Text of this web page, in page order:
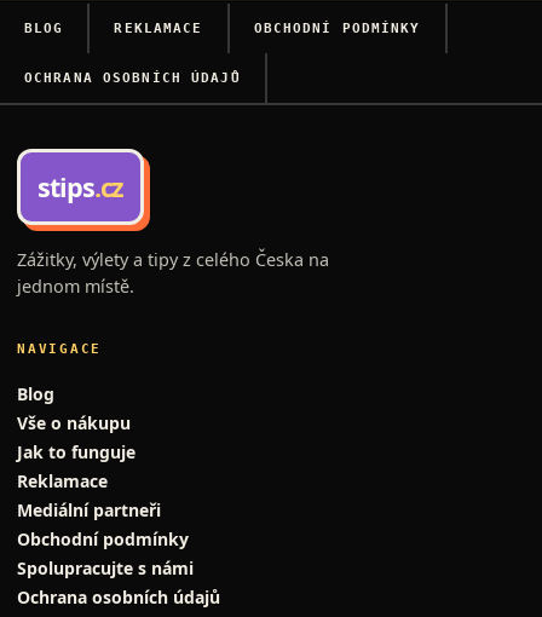
BLOG REKLAMACE OBCHODNÍ PODMÍNKY
OCHRANA OSOBNÍCH ÚDAJŮ
stips.cz
Zážitky, výlety a tipy z celého Česka na
jednom místě.
NAVIGACE
Blog
Vše o nákupu
Jak to funguje
Reklamace
Mediální partneři
Obchodní podmínky
Spolupracujte s námi
Ochrana osobních údajů